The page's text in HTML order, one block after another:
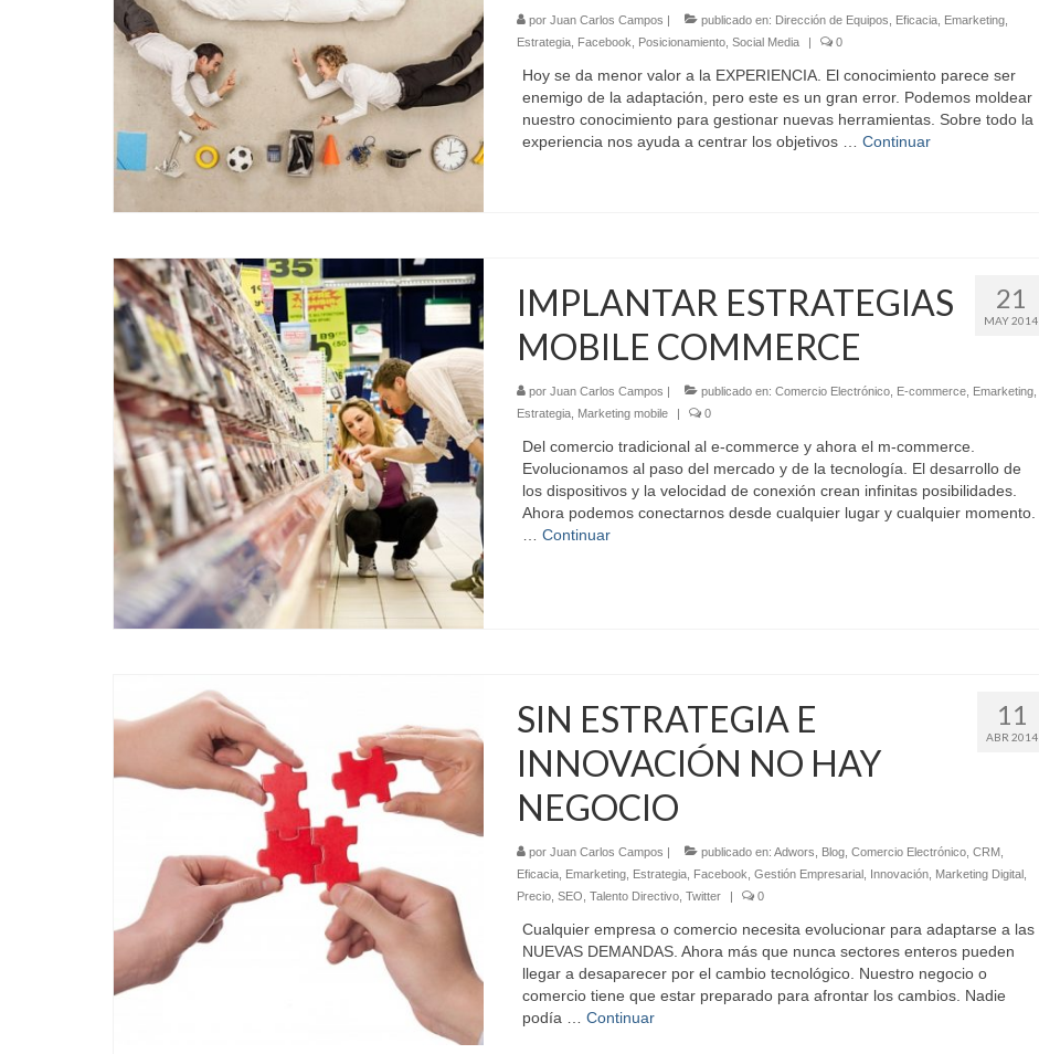
por Juan Carlos Campos | publicado en: Dirección de Equipos Eficacia, Emarketing,
Estrategia, Facebook Posicionamiento, Social Media | 0
Hoy se da menor valor a la EXPERIENCIA. El conocimiento parece ser
enemigo de la adaptación, pero este es un gran error. Podemos moldear
nuestro conocimiento para gestionar nuevas herramientas. Sobre todo la
experiencia nos ayuda a centrar los objetivos … Continuar
21
MAY 2014
IMPLANTAR ESTRATEGIAS
MOBILE COMMERCE
por Juan Carlos Campos publicado en: Comercio Electrónico, E-commerce, Emarketing,
Estrategia, Marketing mobile 0
Del comercio tradicional al e-commerce y ahora el m-commerce.
Evolucionamos al paso del mercado y de la tecnología. El desarrollo de
los dispositivos y la velocidad de conexión crean infinitas posibilidades.
Ahora podemos conectarnos desde cualquier lugar y cualquier momento.
… Continuar
11
ABR 2014
SIN ESTRATEGIA E
INNOVACIÓN NO HAY
NEGOCIO
por Juan Carlos Campos | publicado en: Adwors Blog, Comercio Electrónico, CRM,
Eficacia, Emarketing, Estrategia, Facebook Gestión Empresarial, Innovación, Marketing Digital,
Precio, SEO Talento Directivo, Twitter | 0
Cualquier empresa o comercio necesita evolucionar para adaptarse a las
NUEVAS DEMANDAS. Ahora más que nunca sectores enteros pueden
llegar a desaparecer por el cambio tecnológico. Nuestro negocio o
comercio tiene que estar preparado para afrontar los cambios. Nadie
podía … Continuar